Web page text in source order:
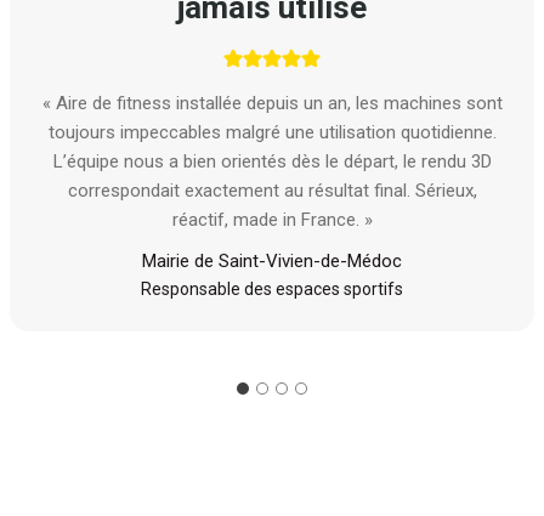
« Aire de fitness installée depuis un an, les machines sont
toujours impeccables malgré une utilisation quotidienne.
L’équipe nous a bien orientés dès le départ, le rendu 3D
correspondait exactement au résultat final. Sérieux,
réactif, made in France. »
Mairie de Saint-Vivien-de-Médoc
Responsable des espaces sportifs